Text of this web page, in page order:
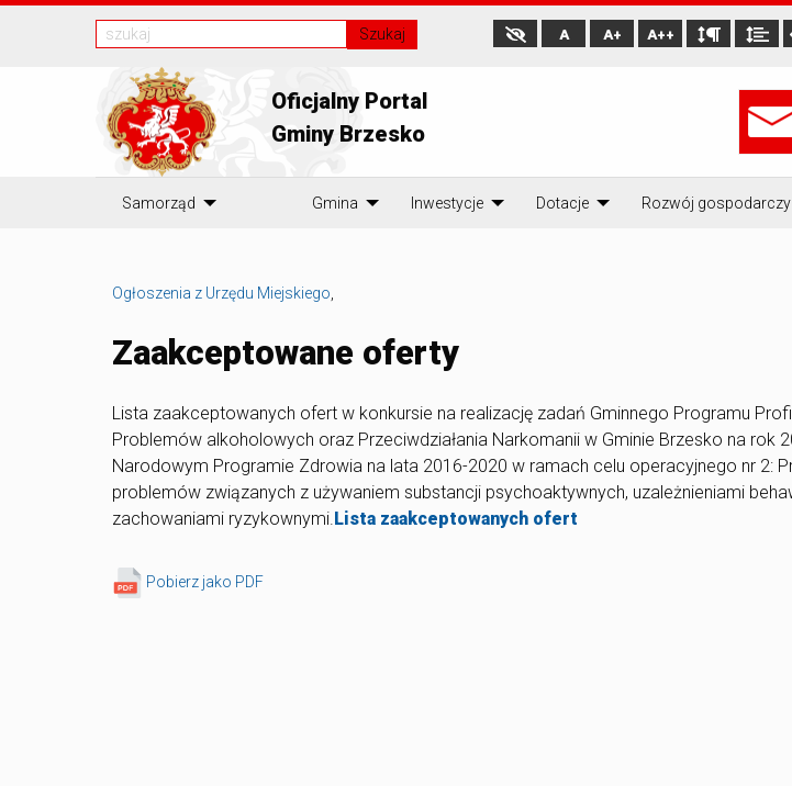
Szukaj A A+ A++
Oficjalny Portal
Gminy Brzesko
Samorząd Gmina Inwestycje Dotacje Rozwój gospodarczy
Ogłoszenia z Urzędu Miejskiego
Zaakceptowane oferty
Lista zaakceptowanych ofert w konkursie na realizację zadań Gminnego Programu
Problemów alkoholowych oraz Przeciwdziałania Narkomanii w Gminie Brzesko na rok
Narodowym Programie Zdrowia na lata 2016-2020 w ramach celu operacyjnego nr 2:
problemów związanych z używaniem substancji psychoaktywnych, uzależnieniami
zachowaniami ryzykownymi.Lista zaakceptowanych ofert
Pobierz jako PDF